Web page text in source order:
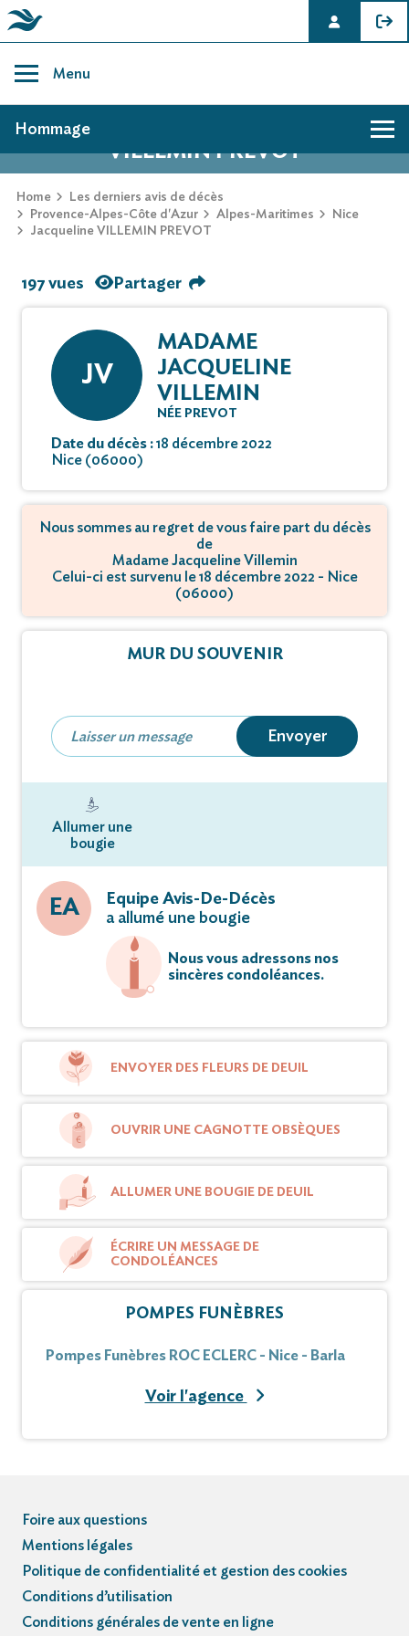
content
Menu
AVIS DE DÉCÈS DE JACQUELINE
VILLEMIN PREVOT
Home
Les derniers avis de décès
Provence-Alpes-Côte d'Azur
Alpes-Maritimes
Nice
Jacqueline VILLEMIN PREVOT
Hommage
197 vues Partager
JV
MADAME
JACQUELINE
VILLEMIN
NÉE PREVOT
Date du décès :18 décembre 2022
Nice (06000)
Nous sommes au regret de vous faire part du décès
de
Madame Jacqueline Villemin
Celui-ci est survenu le 18 décembre 2022 - Nice
(06000)
MUR DU SOUVENIR
Envoyer
Allumer une
bougie
EA
Equipe Avis-De-Décès
a allumé une bougie
Nous vous adressons nos
sincères condoléances.
ENVOYER DES FLEURS DE DEUIL
OUVRIR UNE CAGNOTTE OBSÈQUES
ALLUMER UNE BOUGIE DE DEUIL
ÉCRIRE UN MESSAGE DE
CONDOLÉANCES
POMPES FUNÈBRES
Pompes Funèbres ROC ECLERC - Nice - Barla
Voir l'agence
Foire aux questions
Mentions légales
Politique de confidentialité et gestion des cookies
Conditions d’utilisation
Conditions générales de vente en ligne